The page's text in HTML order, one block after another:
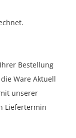
Bestellung
Ware Aktuell
unserer
Liefertermin